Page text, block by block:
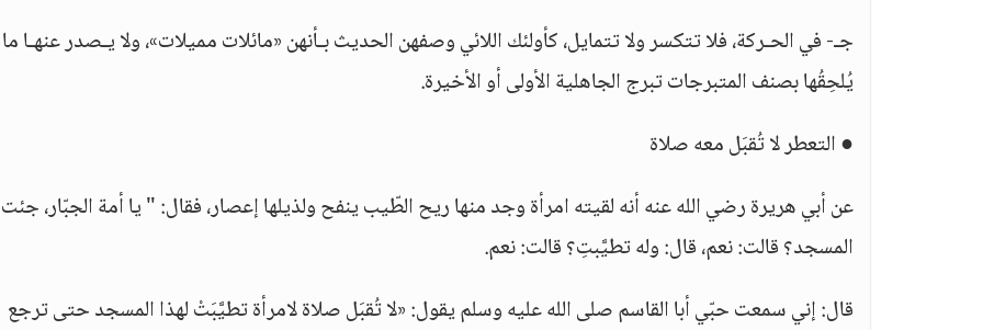
جـ- في الحـركة، فلا تتكسر ولا تتمايل، كأولئك اللائي وصفهن الحديث بـأنهن «مائلات مميلات»، ولا يـصدر عنهـا ما
يُلحِقُها بصنف المتبرجات تبرج الجاهلية الأولى أو الأخيرة.
● التعطر لا تُقبَل معه صلاة
عن أبي هريرة رضي الله عنه أنه لقيته امرأة وجد منها ريح الطّيب ينفح ولذيلها إعصار، فقال: " يا أمة الجبّار،
المسجد؟ قالت: نعم، قال: وله تطيَّبتِ؟ قالت: نعم.
قال: إني سمعت حبّي أبا القاسم صلى الله عليه وسلم يقول: «لا تُقبَل صلاة لامرأة تطيَّبَتْ لهذا المسجد حتى ترجع